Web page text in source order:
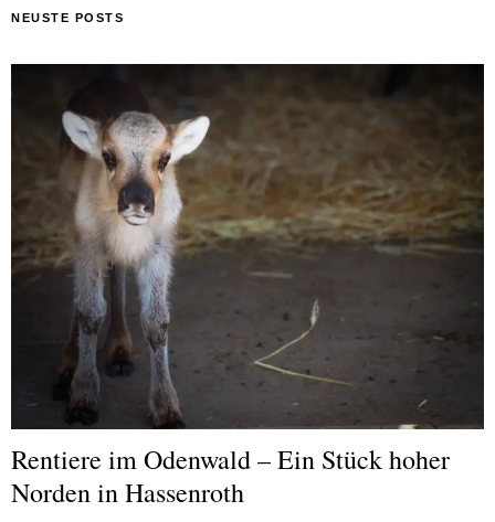
NEUSTE POSTS
Rentiere im Odenwald – Ein Stück hoher
Norden in Hassenroth